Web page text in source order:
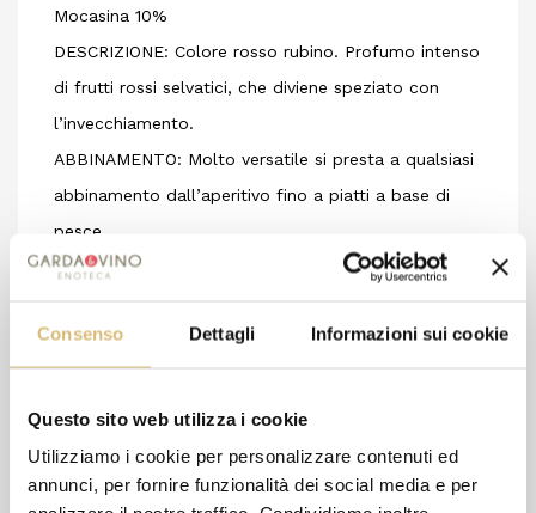
Consenso Dettagli Informazioni sui cookie
Questo sito web utilizza i cookie
Utilizziamo i cookie per personalizzare contenuti ed
annunci, per fornire funzionalità dei social media e per
Mocasina 10%
DESCRIZIONE: Colore rosso rubino. Profumo intenso
di frutti rossi selvatici, che diviene speziato con
l’invecchiamento.
ABBINAMENTO: Molto versatile si presta a qualsiasi
abbinamento dall’aperitivo fino a piatti a base di
pesce.
RESA ETTARO: 60 hl VENDEMMIA: Terza decade di
VINIFICAZIONE: Macerazione a freddo
prefermentativa di circa 4-5 giorni, cui seguono la
fermentazione a bassa temperatura per circa otto
giorni. Affinamento in botti inox.
DATI ANALITICI: Alcool 13,50%, Ac. Tot. 5,10 g/l, Ph